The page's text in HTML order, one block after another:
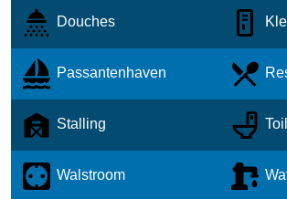
Douches
Passantenhaven
Stalling
Walstroom